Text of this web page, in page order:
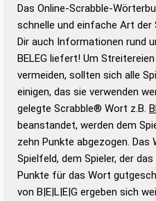
Wortwurzel liefert mit Hilfe
Wortanalyse-Algorithmus
Wortbedeutung,
Gültigkeit eines Wortes für
bestimmen!
zugelassene
Wörterbücher sind:
Duden
Duden
Deutsch
Duden
Das Online-Scrabble-
schnelle und einfache Art
Dir auch Informationen rund
BELEG liefert! Um
vermeiden, sollten sich alle
einigen, das sie verwenden
gelegte Scrabble® Wort z.B.
beanstandet, werden dem
zehn Punkte abgezogen.
Spielfeld, dem Spieler, der
Punkte für das Wort
von B|E|L|E|G ergeben sich